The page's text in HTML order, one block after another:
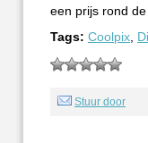
een prijs rond de
Tags: Coolpix
Stuur door